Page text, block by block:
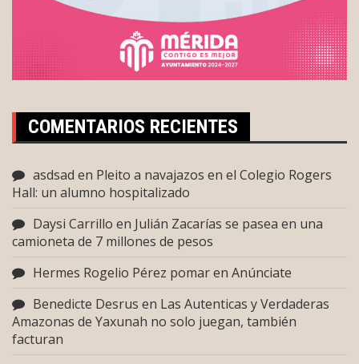
COMENTARIOS RECIENTES
asdsad en Pleito a navajazos en el Colegio Rogers
Hall: un alumno hospitalizado
Daysi Carrillo en Julián Zacarías se pasea en una
camioneta de 7 millones de pesos
Hermes Rogelio Pérez pomaren Anúnciate
Benedicte Desrus en Las Autenticas y Verdaderas
Amazonas de Yaxunah no solo juegan, también
facturan